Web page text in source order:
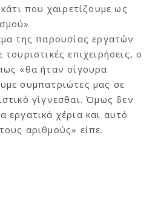
που χαιρετίζουμε ως
της παρουσίας εργατών
επιχειρήσεις, ο
«θα ήταν σίγουρα
συμπατριώτες μας σε
γίγνεσθαι. Όμως δεν
εργατικά χέρια και αυτό
αριθμούς» είπε.